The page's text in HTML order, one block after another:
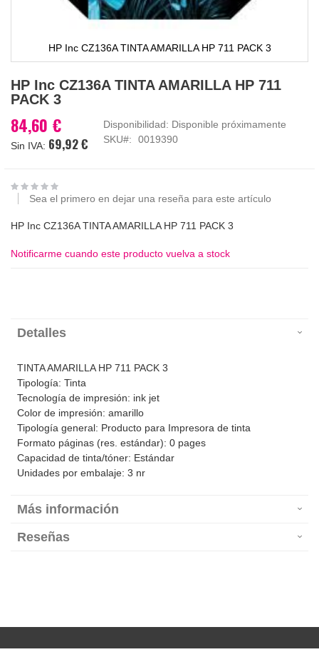
HP Inc CZ136A TINTA AMARILLA HP 711 PACK 3
al
comienzo
la
galería
HP Inc CZ136A TINTA AMARILLA HP 711
PACK 3
84,60 €
69,92 €
Disponibilidad: Disponible próximamente
SKU
0019390
Sea el primero en dejar una reseña para este artículo
HP Inc CZ136A TINTA AMARILLA HP 711 PACK 3
Notificarme cuando este producto vuelva a stock
Detalles
TINTA AMARILLA HP 711 PACK 3
Tipología: Tinta
Tecnología de impresión: ink jet
Color de impresión: amarillo
Tipología general: Producto para Impresora de tinta
Formato páginas (res. estándar): 0 pages
Capacidad de tinta/tóner: Estándar
Unidades por embalaje: 3 nr
Más información
Reseñas